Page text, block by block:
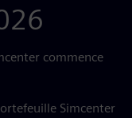
commence
Simcenter